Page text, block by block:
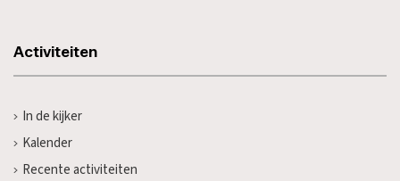
Activiteiten
In de kijker
Kalender
Recente activiteiten